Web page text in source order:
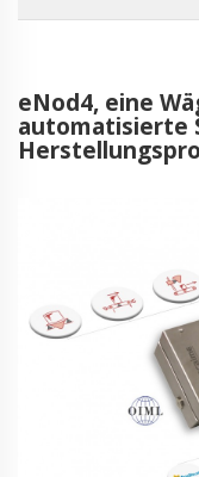
eNod4, eine
automatisierte